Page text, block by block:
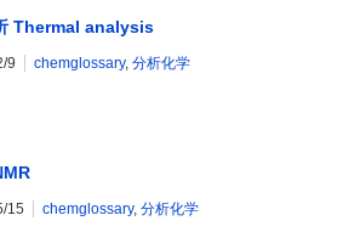
Thermal analysis
9 chemglossary, 分析化学
15 chemglossary, 分析化学